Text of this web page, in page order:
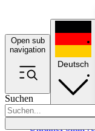
Open sub
navigation
Suchen
UkrainePolitik
Deutsch